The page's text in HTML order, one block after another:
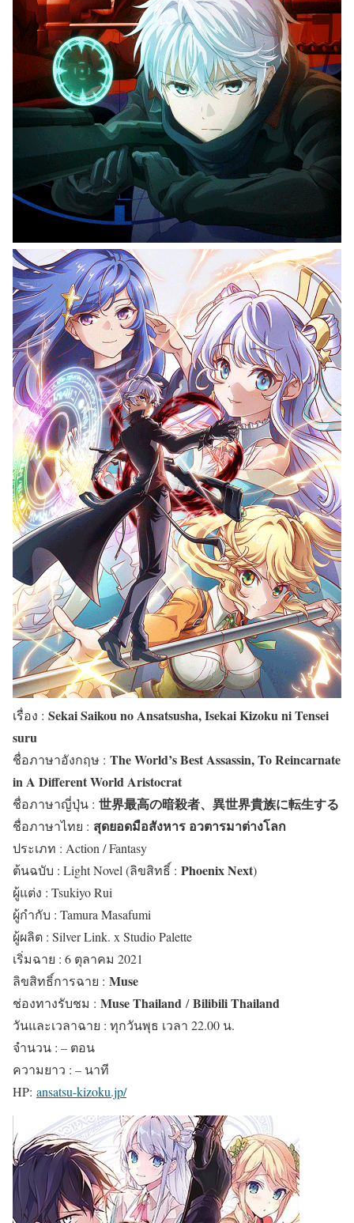
เรื่อง : Sekai Saikou no Ansatsusha, Isekai Kizoku ni Tensei
suru
ชื่อภาษาอังกฤษ : The World’s BestAssassin, To Reincarnate
in A Different World Aristocrat
ชื่อภาษาญี่ปุ่น : 世界最高の暗殺者、異世界貴族に転生する
ชื่อภาษาไทย : สุดยอดมือสังหาร อวตารมาต่างโลก
ประเภท : Action / Fantasy
ต้นฉบับ : Light Novel (ลิขสิทธิ์ : Phoenix Next)
ผู้แต่ง : Tsukiyo Rui
ผู้กำกับ : Tamura Masafumi
ผู้ผลิต : Silver Link. x Studio Palette
เริ่มฉาย : 6 ตุลาคม 2021
ลิขสิทธิ์การฉาย : Muse
ช่องทางรับชม : Muse Thailand /Bilibili Thailand
วันและเวลาฉาย : ทุกวันพุธ เวลา 22.00 น.
จำนวน : – ตอน
ความยาว : – นาที
HP: ansatsu-kizoku.jp/